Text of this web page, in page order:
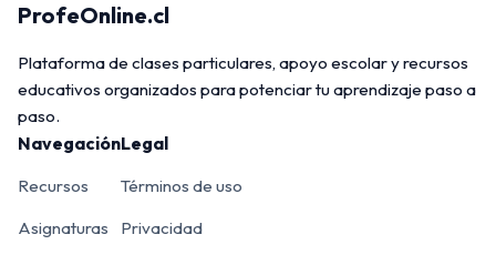
ProfeOnline.cl
Plataforma de clases particulares, apoyo escolar y recursos
educativos organizados para potenciar tu aprendizaje paso a
paso.
Navegación
Recursos
Asignaturas
Legal
Términos de uso
Privacidad